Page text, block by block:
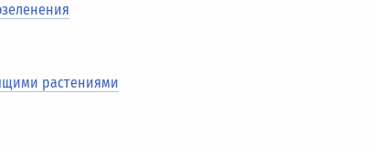
растениями